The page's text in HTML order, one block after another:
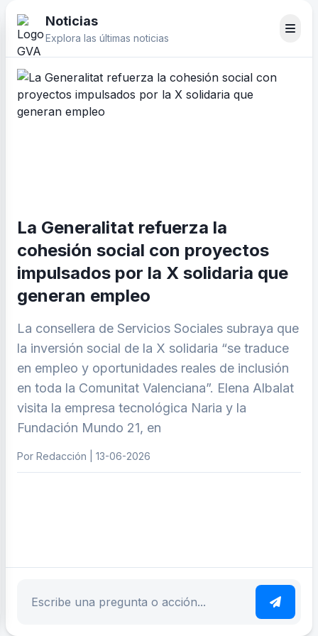
Noticias
Explora las últimas noticias
La Generalitat refuerza la
cohesión social con proyectos
impulsados por la X solidaria que
generan empleo
La consellera de Servicios Sociales subraya que
la inversión social de la X solidaria “se traduce
en empleo y oportunidades reales de inclusión
en toda la Comunitat Valenciana”. Elena Albalat
visita la empresa tecnológica Naria y la
Fundación Mundo 21, en
Por Redacción | 13-06-2026
Escribe tu pregunta